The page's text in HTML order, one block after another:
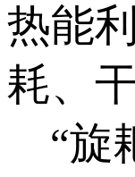
热能
耗、
“旋